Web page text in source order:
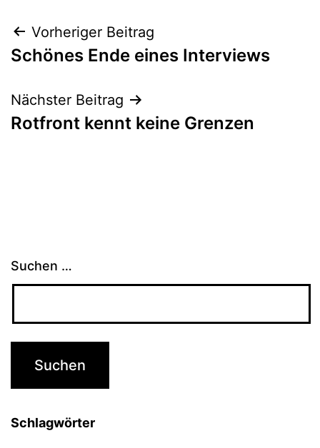
Beitragsnavigation
Vorheriger Beitrag
Schönes Ende eines Interviews
Nächster Beitrag
Rotfront kennt keine Grenzen
Suchen …
Schlagwörter